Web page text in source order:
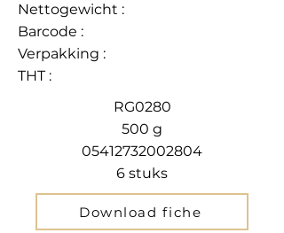
Nettogewicht :
Barcode :
Verpakking :
THT :
RG0280
500 g
05412732002804
6 stuks
Download fiche